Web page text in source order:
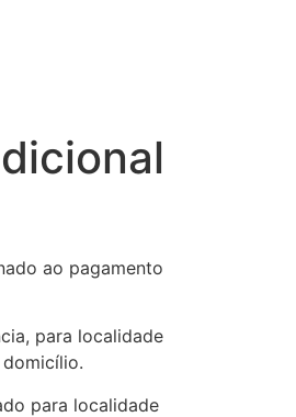
ao pagamento
para localidade
para localidade